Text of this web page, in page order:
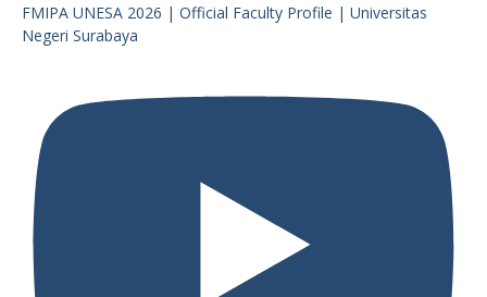
FMIPA UNESA 2026 | Official Faculty Profile | Universitas
Negeri Surabaya